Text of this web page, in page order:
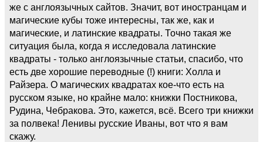
же с англоязычных сайтов. Значит, вот иностранцам и
магические кубы тоже интересны, так же, как и
магические, и латинские квадраты. Точно такая же
ситуация была, когда я исследовала латинские
квадраты - только англоязычные статьи, спасибо, что
есть две хорошие переводные (!) книги: Холла и
Райзера. О магических квадратах кое-что есть на
русском языке, но крайне мало: книжки Постникова,
Рудина, Чебракова. Это, кажется, всё. Всего три книжки
за полвека! Ленивы русские Иваны, вот что я вам
скажу.